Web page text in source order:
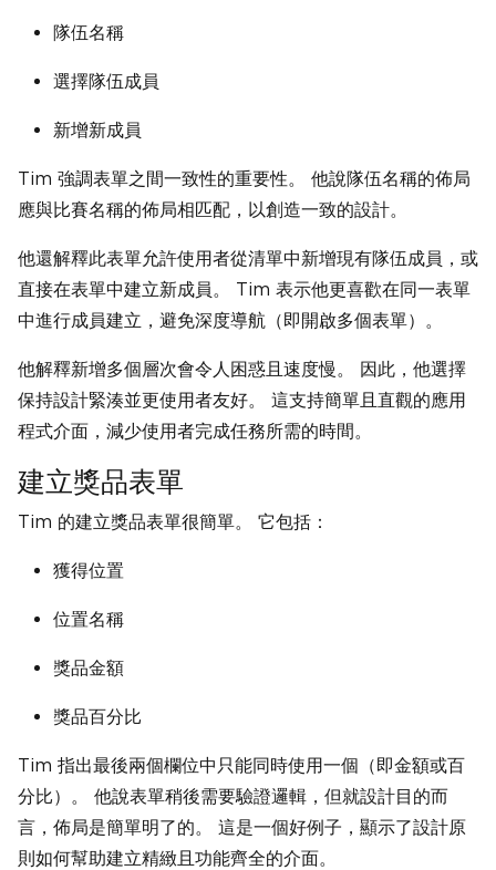
隊伍名稱
選擇隊伍成員
新增新成員
Tim 強調表單之間一致性的重要性。 他說隊伍名稱的佈局
應與比賽名稱的佈局相匹配，以創造一致的設計。
他還解釋此表單允許使用者從清單中新增現有隊伍成員，或
直接在表單中建立新成員。 Tim 表示他更喜歡在同一表單
中進行成員建立，避免深度導航（即開啟多個表單）。
他解釋新增多個層次會令人困惑且速度慢。 因此，他選擇
保持設計緊湊並更使用者友好。 這支持簡單且直觀的應用
程式介面，減少使用者完成任務所需的時間。
建立獎品表單
Tim 的建立獎品表單很簡單。 它包括：
獲得位置
位置名稱
獎品金額
獎品百分比
Tim 指出最後兩個欄位中只能同時使用一個（即金額或百
分比）。 他說表單稍後需要驗證邏輯，但就設計目的而
言，佈局是簡單明了的。 這是一個好例子，顯示了設計原
則如何幫助建立精緻且功能齊全的介面。